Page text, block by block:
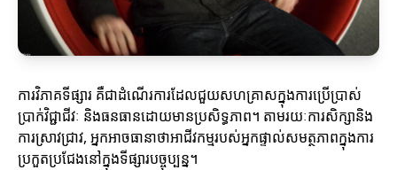
ការវិភាគទីផ្សារ គឺជាដំណើរការដែលជួយសហគ្រាសក្នុងការប្រើប្រាស់
ប្រាក់វិជ្ជាជីវៈ និងធនធានដោយមានប្រសិទ្ធភាព។ តាមរយៈការសិក្សានិង
ការស្រាវជ្រាវ, អ្នកអាចធានាថាអាជីវកម្មរបស់អ្នកផ្ទាល់សមត្ថភាពក្នុងការ
ប្រកួតប្រជែងនៅក្នុងទីផ្សារបច្ចុប្បន្ន។